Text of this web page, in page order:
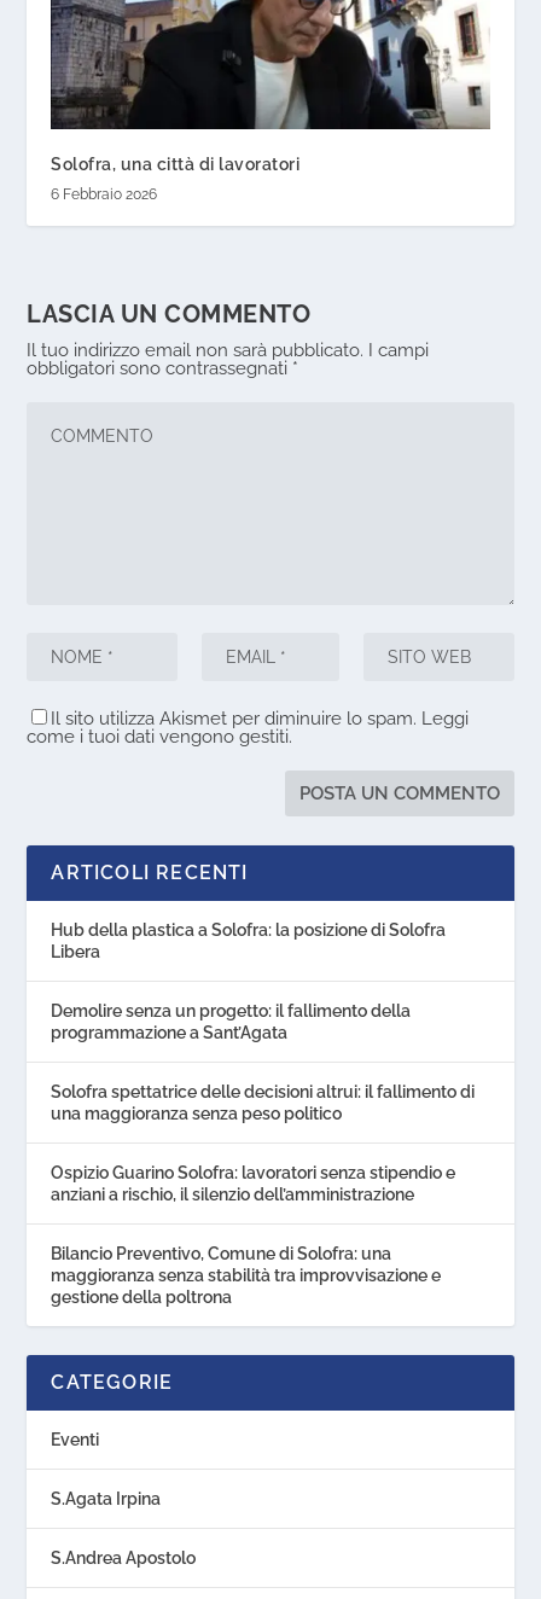
Solofra, una città di lavoratori
6 Febbraio 2026
LASCIA UN COMMENTO
Il tuo indirizzo email non sarà pubblicato. I campi
obbligatori sono contrassegnati *
Il sito utilizza Akismet per diminuire lo spam. Leggi
come i tuoi dati vengono gestiti.
ARTICOLI RECENTI
Hub della plastica a Solofra: la posizione di Solofra
Libera
Demolire senza un progetto: il fallimento della
programmazione a Sant’Agata
Solofra spettatrice delle decisioni altrui: il fallimento di
una maggioranza senza peso politico
Ospizio Guarino Solofra: lavoratori senza stipendio e
anziani a rischio, il silenzio dell’amministrazione
Bilancio Preventivo, Comune di Solofra: una
maggioranza senza stabilità tra improvvisazione e
gestione della poltrona
CATEGORIE
Eventi
S.Agata Irpina
S.Andrea Apostolo